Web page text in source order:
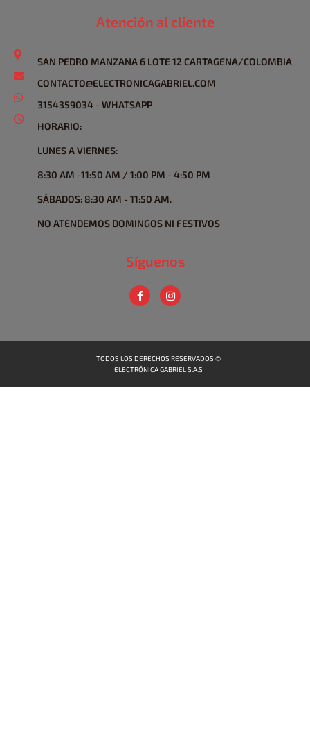
Atención al cliente
SAN PEDRO MANZANA 6 LOTE 12 CARTAGENA/COLOMBIA
CONTACTO@ELECTRONICAGABRIEL.COM
3154359034 - WHATSAPP
HORARIO:
LUNES A VIERNES:
8:30 AM -11:50 AM / 1:00 PM - 4:50 PM
SÁBADOS: 8:30 AM - 11:50 AM.
NO ATENDEMOS DOMINGOS NI FESTIVOS
Síguenos
TODOS LOS DERECHOS RESERVADOS ©
ELECTRÓNICA GABRIEL S.A.S